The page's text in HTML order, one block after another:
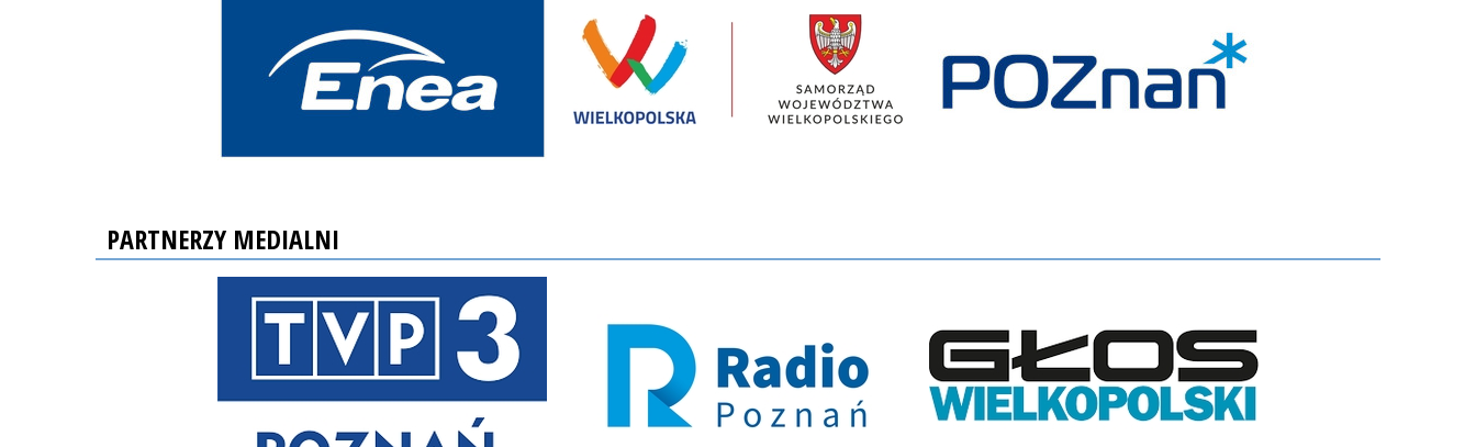
PARTNERZY MEDIALNI